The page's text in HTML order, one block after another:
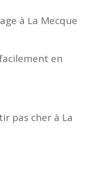
à La Mecque
en
pas cher à La